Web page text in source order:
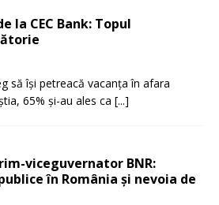
la CEC Bank: Topul
să își petreacă vacanța în afara
65% și-au ales ca [...]
viceguvernator BNR:
în România și nevoia de